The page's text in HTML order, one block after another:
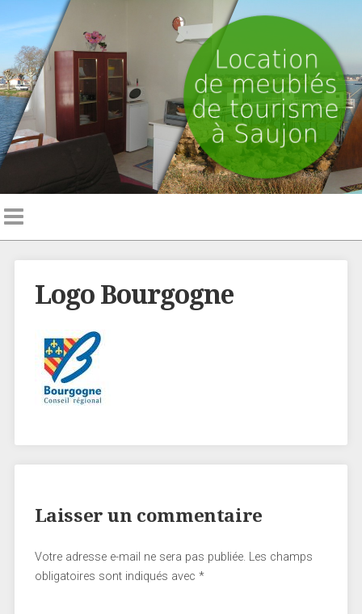
Logo Bourgogne
Laisser un commentaire
Votre adresse e-mail ne sera pas publiée. Les champs
obligatoires sont indiqués avec *